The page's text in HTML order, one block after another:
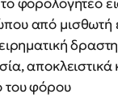
από μισθωτή
αποκλειστικά
του φόρου